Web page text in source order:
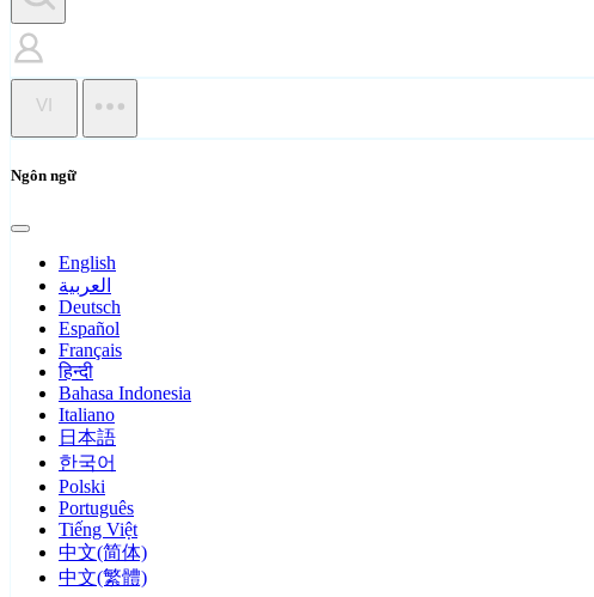
VI
Ngôn ngữ
English
العربية
Deutsch
Español
Français
हिन्दी
Bahasa Indonesia
Italiano
日本語
한국어
Polski
Português
Tiếng Việt
中文(简体)
中文(繁體)